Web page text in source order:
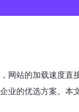
网站的加载速度直
业的优选方案。本